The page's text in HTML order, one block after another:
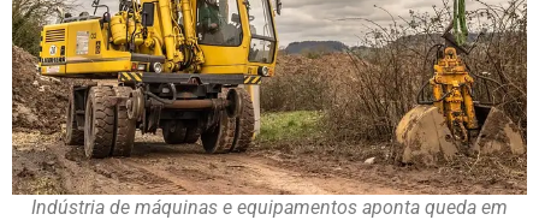
Indústria de máquinas e equipamentos aponta queda em